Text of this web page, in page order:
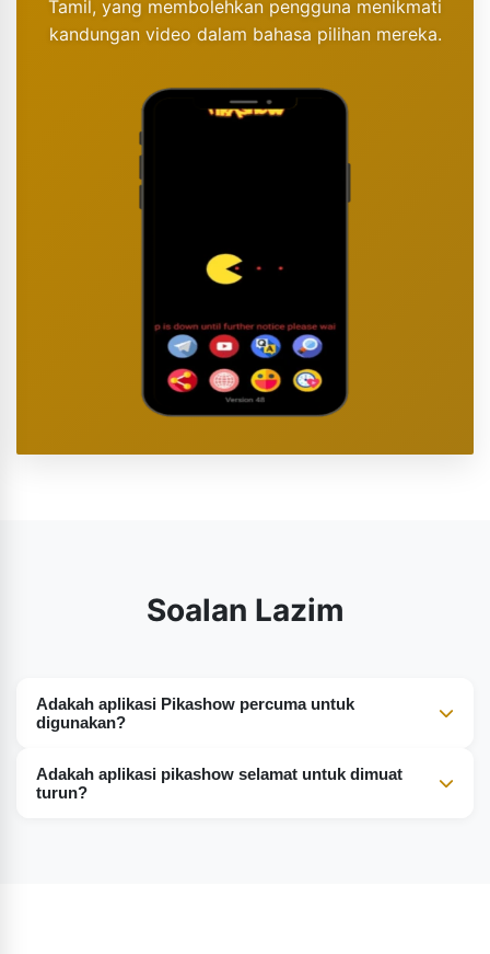
Tamil, yang membolehkan pengguna menikmati
kandungan video dalam bahasa pilihan mereka.
Soalan Lazim
Adakah aplikasi Pikashow percuma untuk
digunakan?
yang menyediakan hampir semua perkara kepada
Adakah aplikasi pikashow selamat untuk dimuat
turun?